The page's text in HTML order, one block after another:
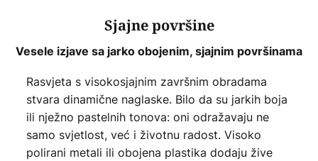
Sjajne površine
Vesele izjave sa jarko obojenim, sjajnim površinama
Rasvjeta s visokosjajnim završnim obradama
stvara dinamične naglaske. Bilo da su jarkih boja
ili nježno pastelnih tonova: oni odražavaju ne
samo svjetlost, već i životnu radost. Visoko
polirani metali ili obojena plastika dodaju žive